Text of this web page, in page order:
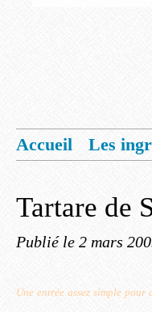
Accueil
Les
Tartare de
Publié le 2 mars
Une entrée assez simple